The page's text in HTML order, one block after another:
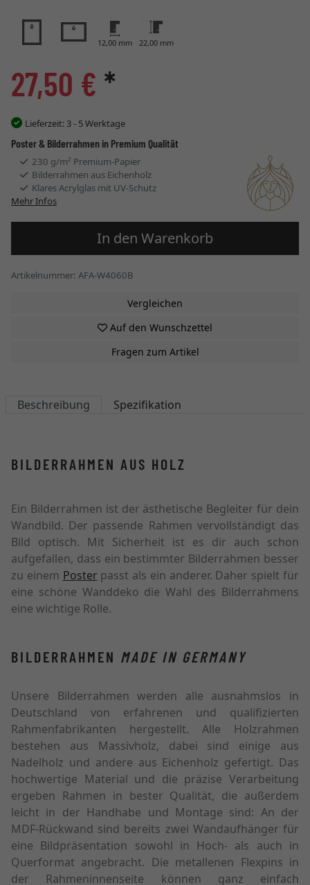
12,00 mm 22,00 mm
27,50 € *
Lieferzeit: 3 - 5 Werktage
Poster & Bilderrahmen in Premium Qualität
230 g/m² Premium-Papier
Bilderrahmen aus Eichenholz
Klares Acrylglas mit UV-Schutz
Mehr Infos
In den Warenkorb
Artikelnummer: AFA-W4060B
Vergleichen
Auf den Wunschzettel
Fragen zum Artikel
Beschreibung Spezifikation
BILDERRAHMEN AUS HOLZ
Ein Bilderrahmen ist der ästhetische Begleiter für dein
Wandbild. Der passende Rahmen vervollständigt das
Bild optisch. Mit Sicherheit ist es dir auch schon
aufgefallen, dass ein bestimmter Bilderrahmen besser
zu einem Posterpasst als ein anderer. Daher spielt für
eine schöne Wanddeko die Wahl des Bilderrahmens
eine wichtige Rolle.
BILDERRAHMEN MADE IN GERMANY
Unsere Bilderrahmen werden alle ausnahmslos in
Deutschland von erfahrenen und qualifizierten
Rahmenfabrikanten hergestellt. Alle Holzrahmen
bestehen aus Massivholz, dabei sind einige aus
Nadelholz und andere aus Eichenholz gefertigt. Das
hochwertige Material und die präzise Verarbeitung
ergeben Rahmen in bester Qualität, die außerdem
leicht in der Handhabe und Montage sind: An der
MDF-Rückwand sind bereits zwei Wandaufhänger für
eine Bildpräsentation sowohl in Hoch- als auch in
Querformat angebracht. Die metallenen Flexpins in
der Rahmeninnenseite können ganz einfach